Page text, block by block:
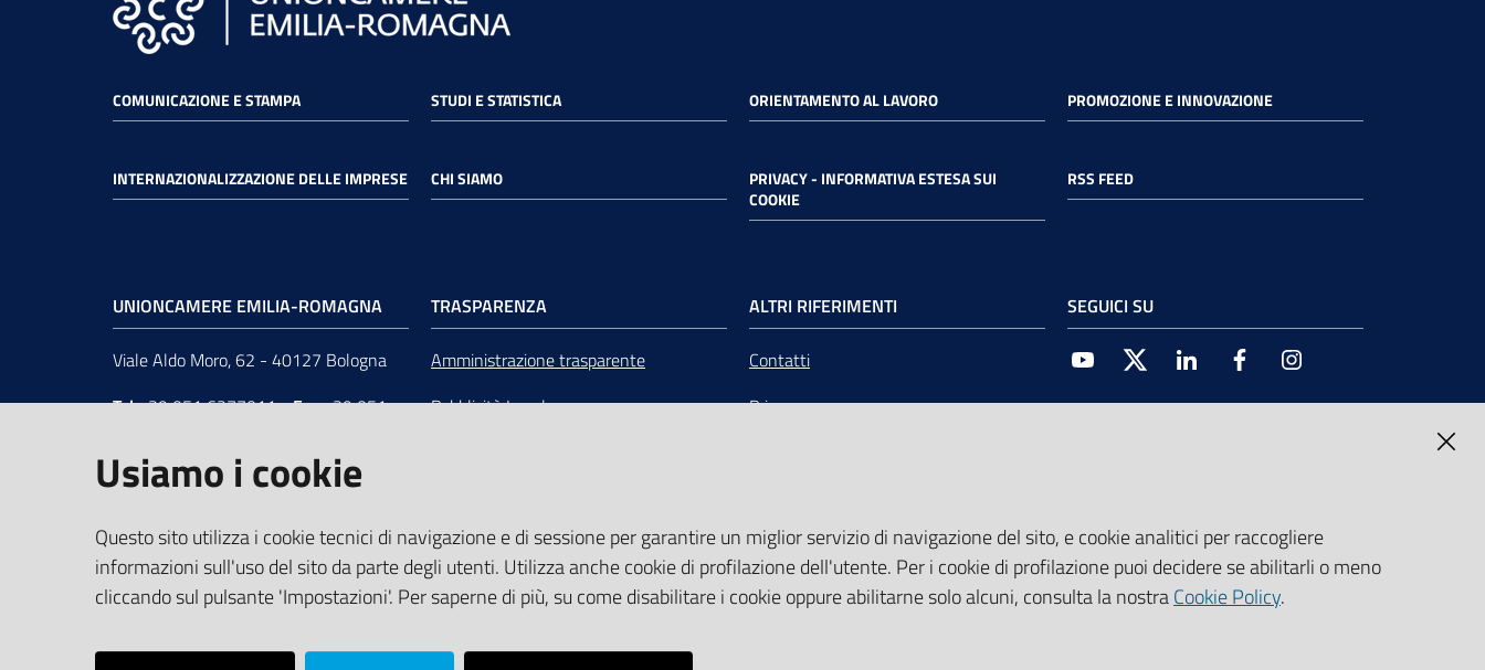
COMUNICAZIONE E STAMPA STUDI E STATISTICA ORIENTAMENTO AL LAVORO PROMOZIONE E INNOVAZIONE
INTERNAZIONALIZZAZIONE DELLE IMPRESE CHI SIAMO
PRIVACY - INFORMATIVA ESTESA SUI
COOKIE
RSS FEED
UNIONCAMERE EMILIA-ROMAGNA
Viale Aldo Moro, 62 - 40127 Bologna
Tel+39 051 6377011-Fax+39 051
e-mail:segreteria@rer.camcom.it
unioncamereemiliaromagna@legalmail.it
Partita Iva: 02294450370 -C.F.
80062830379 -iPA: UFUS8I
TRASPARENZA
Amministrazione trasparente
Pubblicità Legale
ALTRI RIFERIMENTI
Contatti
Privacy
Sito accessibile
SEGUICI SU
Youtube Twitter Linkedin Facebook
Usiamo i cookie
Questo sito utilizza i cookie tecnici di navigazione e di sessione per garantire un miglior servizio di navigazione del sito, e cookie analitici per raccogliere
informazioni sull'uso del sito da parte degli utenti. Utilizza anche cookie di profilazione dell'utente. Per i cookie di profilazione puoi decidere se abilitarli o meno
cliccando sul pulsante 'Impostazioni'. Per saperne di più, su come disabilitare i cookie oppure abilitarne solo alcuni, consulta la nostraCookie Policy.